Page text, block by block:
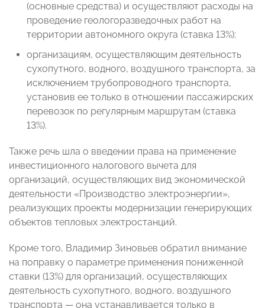
(основные средства) и осуществляют расходы на
проведение геологоразведочных работ на
территории автономного округа (ставка 13%);
организациям, осуществляющим деятельность
сухопутного, водного, воздушного транспорта, за
исключением трубопроводного транспорта,
установив ее только в отношении пассажирских
перевозок по регулярным маршрутам (ставка
13%).
Также речь шла о введении права на применение
инвестиционного налогового вычета для
организаций, осуществляющих вид экономической
деятельности «Производство электроэнергии»,
реализующих проекты модернизации генерирующих
объектов тепловых электростанций.
Кроме того, Владимир Зиновьев обратил внимание
на поправку о параметре применения пониженной
ставки (13%) для организаций, осуществляющих
деятельность сухопутного, водного, воздушного
транспорта — она устанавливается только в